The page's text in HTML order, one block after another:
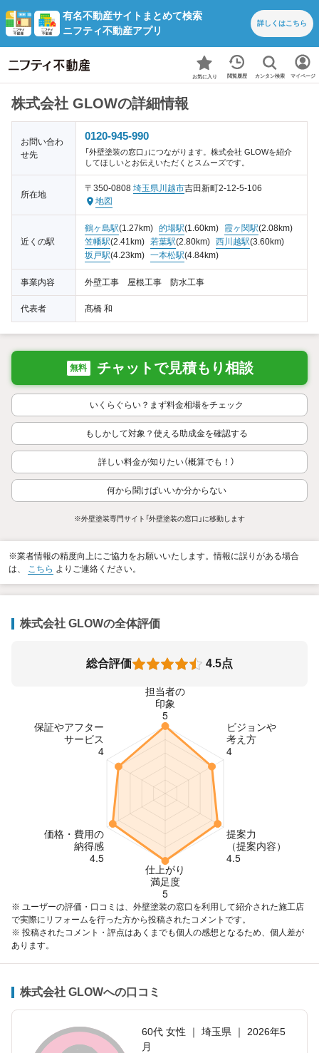
有名不動産サイトまとめて検索
ニフティ不動産アプリ
詳しくはこちら
お気に入り 閲覧履歴 カンタン検索 マイページ
株式会社 GLOWの詳細情報
お問い合わ
せ先
0120-945-990
「外壁塗装の窓口」につながります。株式会社 GLOWを紹介
してほしいとお伝えいただくとスムーズです。
所在地
〒350-0808 埼玉県川越市吉田新町2-12-5-106
地図
近くの駅
鶴ヶ島駅(1.27km) 的場駅(1.60km) 霞ヶ関駅(2.08km)
笠幡駅(2.41km) 若葉駅(2.80km) 西川越駅(3.60km)
坂戸駅(4.23km) 一本松駅(4.84km)
事業内容 外壁工事 屋根工事 防水工事
代表者 髙橋 和
無料 チャットで見積もり相談
いくらぐらい？まず料金相場をチェック
もしかして対象？使える助成金を確認する
詳しい料金が知りたい（概算でも！）
何から聞けばいいか分からない
※外壁塗装専門サイト「外壁塗装の窓口」に移動します
※業者情報の精度向上にご協力をお願いいたします。情報に誤りがある場合
は、 こちら よりご連絡ください。
株式会社 GLOWの全体評価
総合評価 4.5点
※ ユーザーの評価・口コミは、外壁塗装の窓口を利用して紹介された施工店
で実際にリフォームを行った方から投稿されたコメントです。
※ 投稿されたコメント・評点はあくまでも個人の感想となるため、個人差が
あります。
株式会社 GLOWへの口コミ
60代 女性 ｜ 埼玉県 ｜ 2026年5
月